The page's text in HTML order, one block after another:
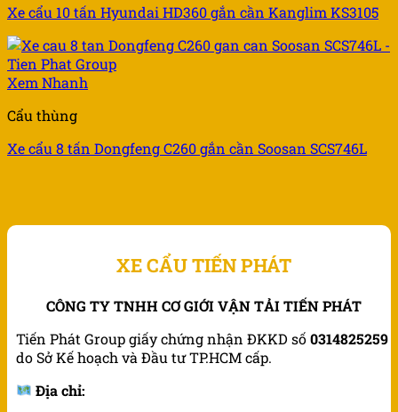
Xe cẩu 10 tấn Hyundai HD360 gắn cần Kanglim KS3105
Xem Nhanh
Cẩu thùng
Xe cẩu 8 tấn Dongfeng C260 gắn cần Soosan SCS746L
XE CẨU TIẾN PHÁT
CÔNG TY TNHH CƠ GIỚI VẬN TẢI TIẾN PHÁT
Tiến Phát Group giấy chứng nhận ĐKKD số0314825259
do Sở Kế hoạch và Đầu tư TP.HCM cấp.
Địa chỉ: